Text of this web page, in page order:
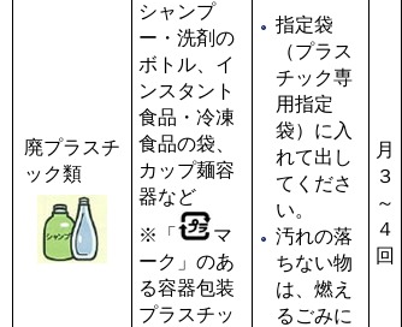
廃プラスチ
ック類
シャンプ
ー・洗剤の
ボトル、イ
ンスタント
食品・冷凍
食品の袋、
カップ麺容
器など
※「
マ
ーク」のあ
る容器包装
プラスチッ
指定袋
（プラス
チック専
用指定
袋）に入
れて出し
てくださ
い。
汚れの落
ちない物
は、燃え
るごみに
月
３
～
４
回